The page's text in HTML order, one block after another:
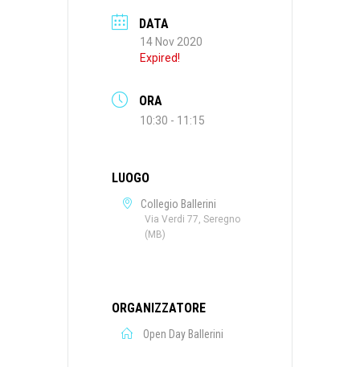
DATA
14 Nov 2020
Expired!
ORA
10:30 - 11:15
LUOGO
Collegio Ballerini
Via Verdi 77, Seregno
(MB)
ORGANIZZATORE
Open Day Ballerini